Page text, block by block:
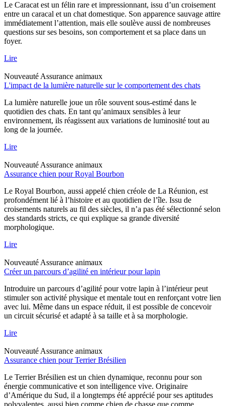
Le Caracat est un félin rare et impressionnant, issu d’un croisement
entre un caracal et un chat domestique. Son apparence sauvage attire
immédiatement l’attention, mais elle soulève aussi de nombreuses
questions sur ses besoins, son comportement et sa place dans un
foyer.
Lire
NouveautéAssurance animaux
L'impact de la lumière naturelle sur le comportement des chats
La lumière naturelle joue un rôle souvent sous-estimé dans le
quotidien des chats. En tant qu’animaux sensibles à leur
environnement, ils réagissent aux variations de luminosité tout au
long de la journée.
Lire
NouveautéAssurance animaux
Assurance chien pour Royal Bourbon
Le Royal Bourbon, aussi appelé chien créole de La Réunion, est
profondément lié à l’histoire et au quotidien de l’île. Issu de
croisements naturels au fil des siècles, il n’a pas été sélectionné selon
des standards stricts, ce qui explique sa grande diversité
morphologique.
Lire
NouveautéAssurance animaux
Créer un parcours d’agilité en intérieur pour lapin
Introduire un parcours d’agilité pour votre lapin à l’intérieur peut
stimuler son activité physique et mentale tout en renforçant votre lien
avec lui. Même dans un espace réduit, il est possible de concevoir
un circuit sécurisé et adapté à sa taille et à sa morphologie.
Lire
NouveautéAssurance animaux
Assurance chien pour Terrier Brésilien
Le Terrier Brésilien est un chien dynamique, reconnu pour son
énergie communicative et son intelligence vive. Originaire
d’Amérique du Sud, il a longtemps été apprécié pour ses aptitudes